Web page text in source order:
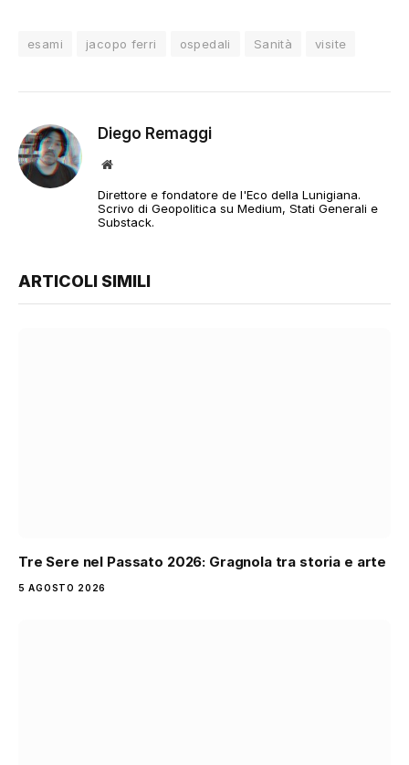
esami jacopo ferri ospedali Sanità visite
Diego Remaggi
Sito
Direttore e fondatore de l'Eco della Lunigiana.
Scrivo di Geopolitica su Medium, Stati Generali e
Substack.
ARTICOLI SIMILI
Tre Sere nel Passato 2026: Gragnola tra storia e arte
5 AGOSTO 2026